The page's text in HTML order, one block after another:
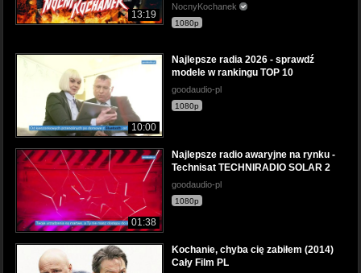
13:19
NocnyKochanek
1080p
10:00
Najlepsze radia 2026 - sprawdź
modele w rankingu TOP 10
goodaudio-pl
1080p
01:38
Najlepsze radio awaryjne na rynku -
Technisat TECHNIRADIO SOLAR 2
goodaudio-pl
1080p
Kochanie, chyba cię zabiłem (2014)
Cały Film PL